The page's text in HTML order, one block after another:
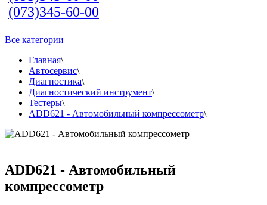
(073)345-60-00
Все категории
Главная\
Автосервис\
Диагностика\
Диагностический инструмент\
Тестеры\
ADD621 - Автомобильный компрессометр\
ADD621 - Автомобильный
компрессометр